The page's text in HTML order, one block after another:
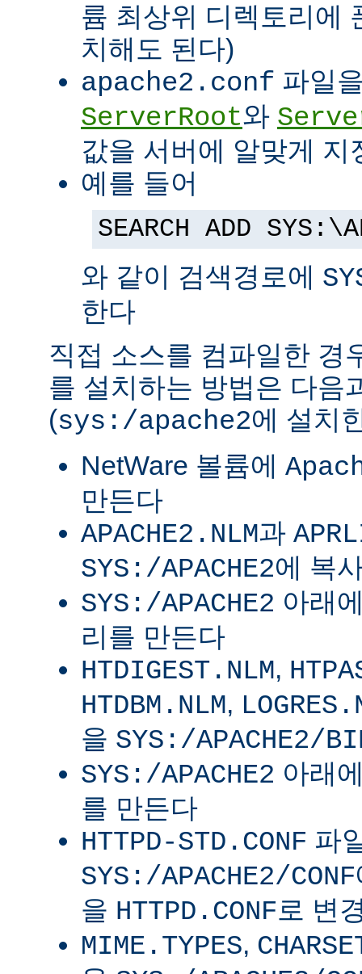
륨 최상위 디렉토리에
치해도 된다)
apache2.conf 파일
ServerRoot와
값을 서버에 알맞게 지
예를 들어
SEARCH ADD
와 같이 검색경로에
한다
직접 소스를 컴파일한 경
를 설치하는 방법은 다음
(sys:/apache2에 설치
NetWare 볼륨에
만든다
APACHE2.NLM과
SYS:/APACHE2에 복
SYS:/APACHE2 아래
리를 만든다
HTDIGEST.NLM,
HTDBM.NLM,
을 SYS:/APACHE2/
SYS:/APACHE2 아래
를 만든다
HTTPD-STD.CONF 파
SYS:/APACHE2/CONF
을 HTTPD.CONF 로 변
MIME.TYPES,